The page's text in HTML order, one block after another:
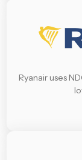
Ryanair uses